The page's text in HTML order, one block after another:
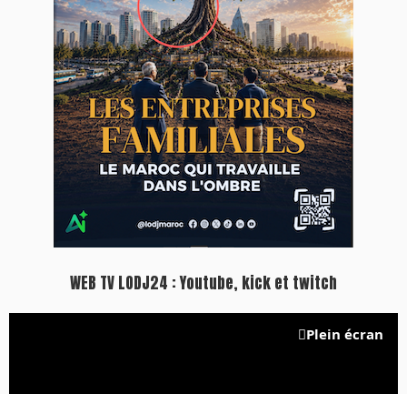
WEB TV LODJ24 : Youtube, kick et twitch
Plein écran